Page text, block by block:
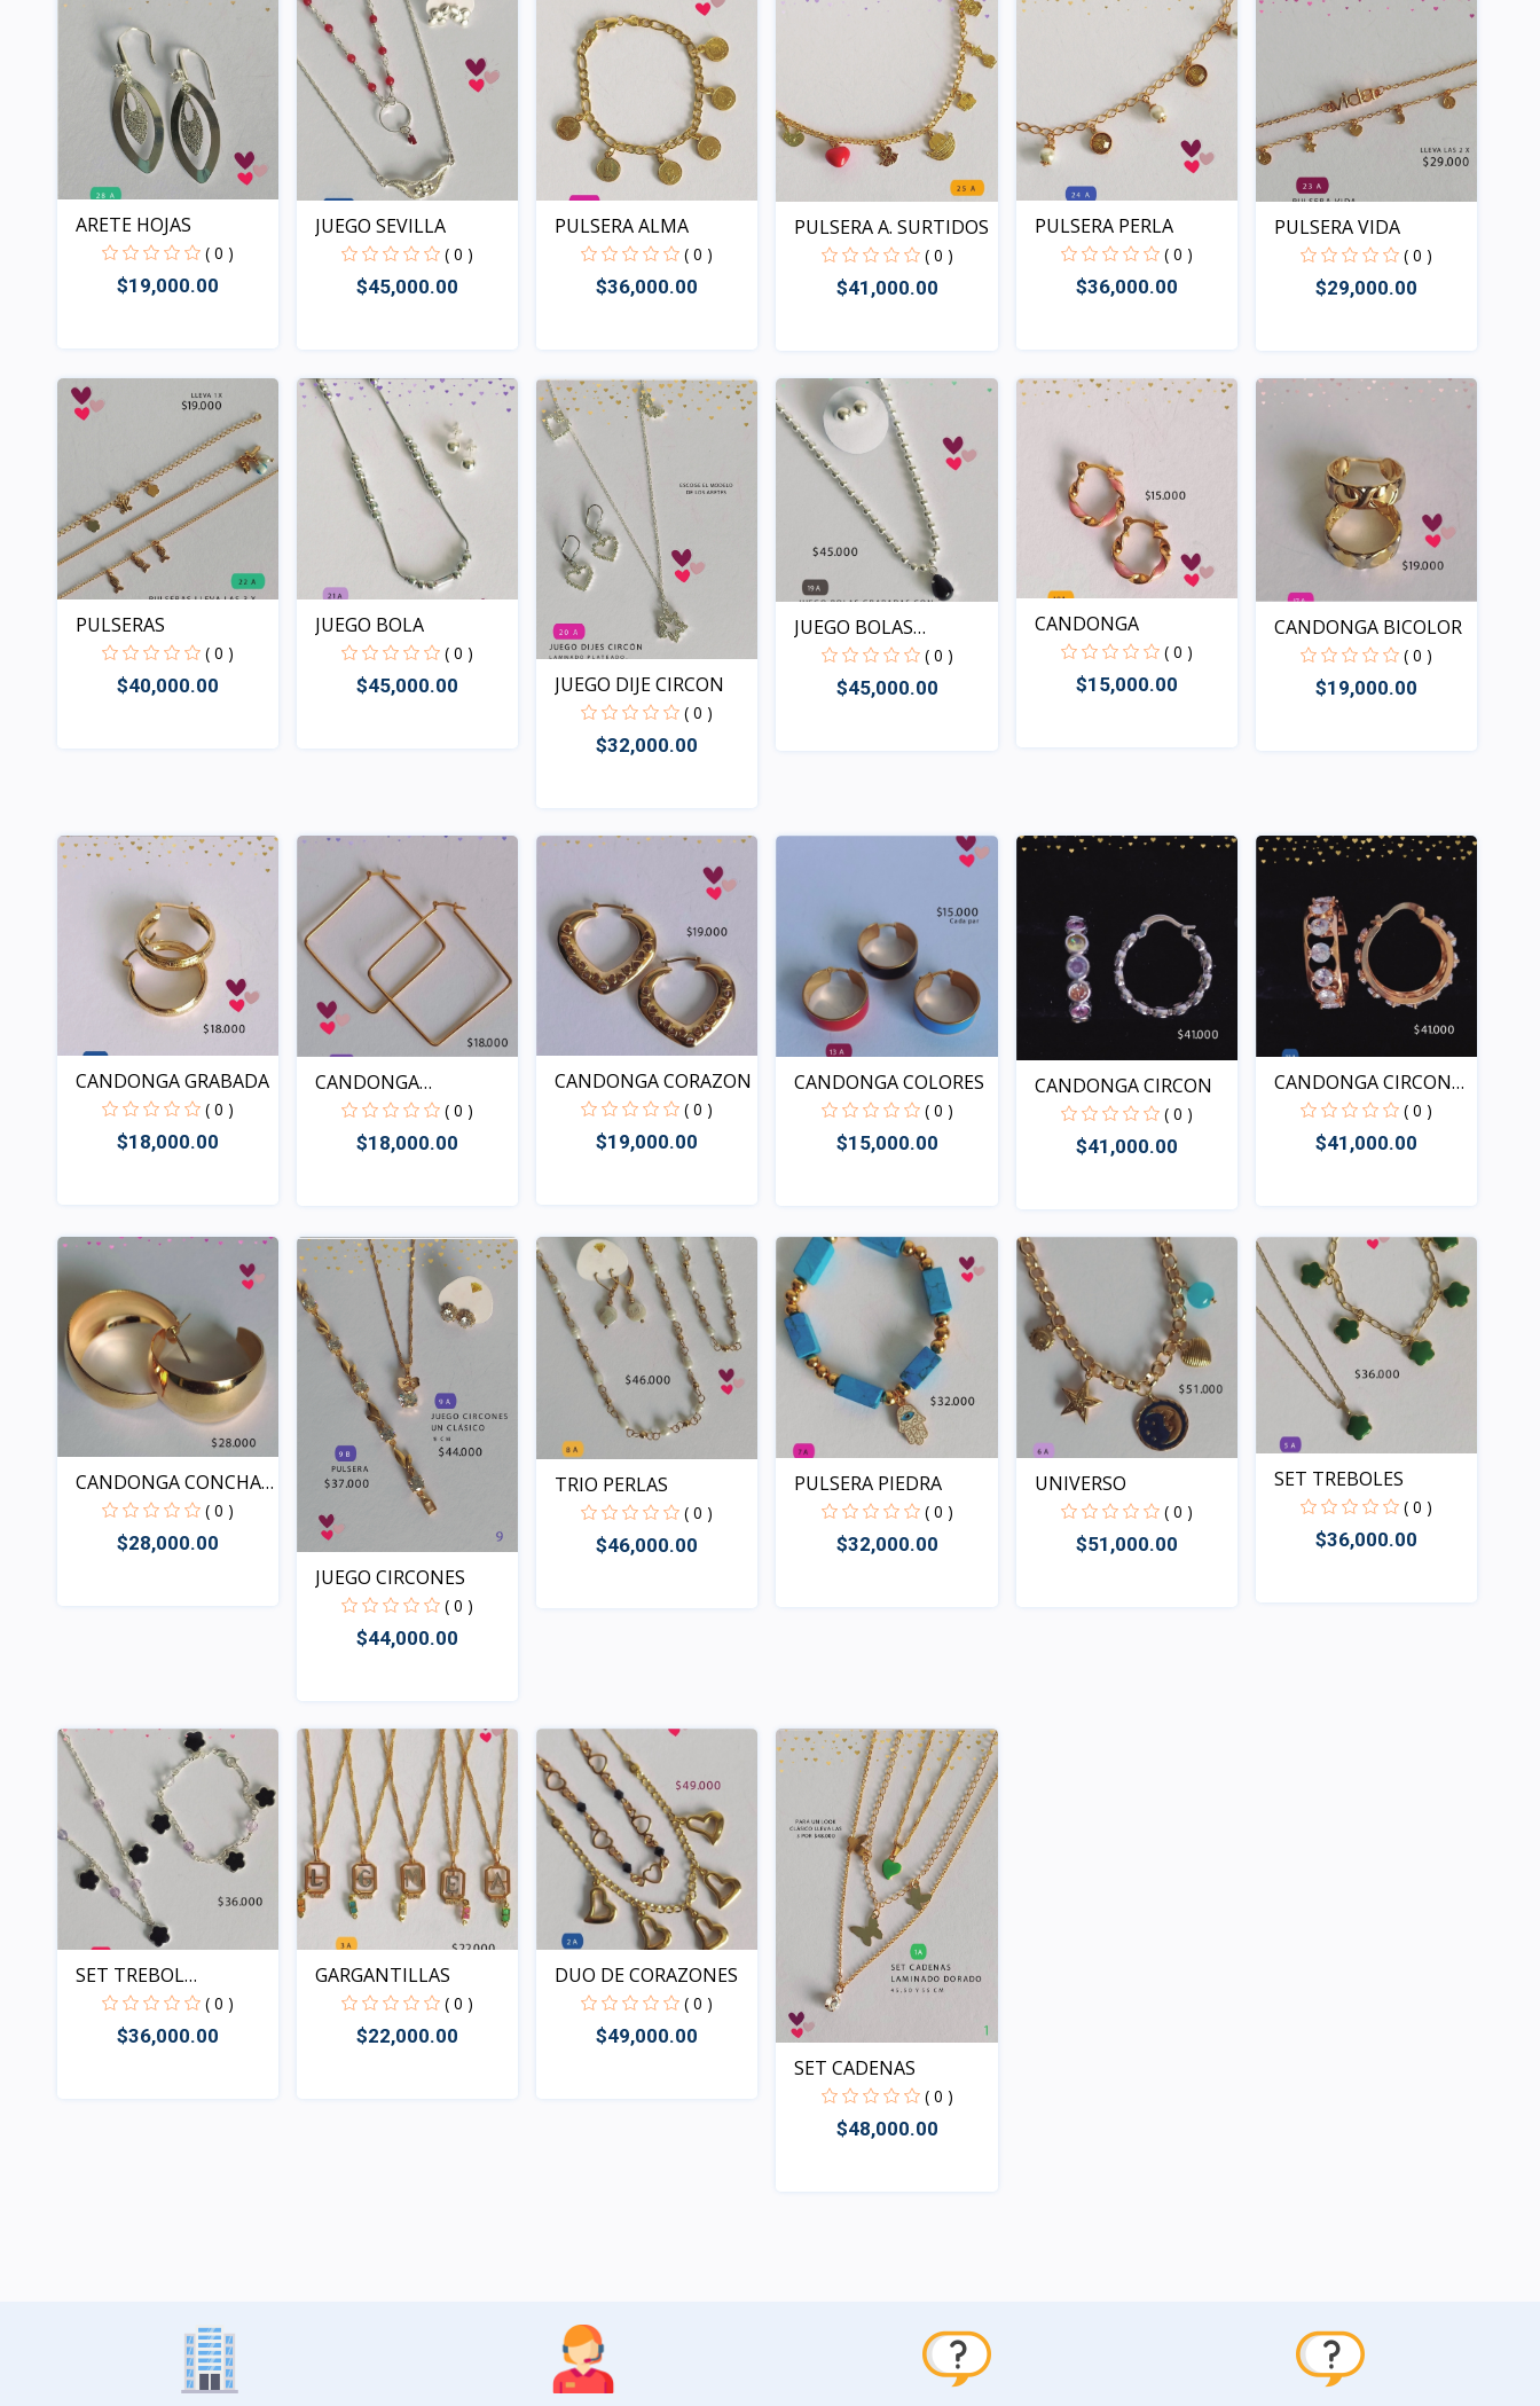
ARETE HOJAS
( 0 )
$19,000.00
JUEGO SEVILLA
( 0 )
$45,000.00
PULSERA ALMA
( 0 )
$36,000.00
PULSERA A. SURTIDOS
( 0 )
$41,000.00
PULSERA PERLA
( 0 )
$36,000.00
PULSERA VIDA
( 0 )
$29,000.00
PULSERAS
( 0 )
$40,000.00
JUEGO BOLA
( 0 )
$45,000.00 JUEGO DIJE CIRCON
( 0 )
$32,000.00
JUEGO BOLAS
GRABADAS
( 0 )
$45,000.00
CANDONGA
( 0 )
$15,000.00
CANDONGA BICOLOR
( 0 )
$19,000.00
CANDONGA GRABADA
( 0 )
$18,000.00
CANDONGA
HEXÁGONO
( 0 )
$18,000.00
CANDONGA CORAZON
( 0 )
$19,000.00
CANDONGA COLORES
( 0 )
$15,000.00
CANDONGA CIRCON
( 0 )
$41,000.00
Rápido Vista
CANDONGA CIRCON
BAGUETT...
( 0 )
$41,000.00
CANDONGA CONCHA
LISA
( 0 )
$28,000.00
JUEGO CIRCONES
( 0 )
$44,000.00
Rápido Vista
TRIO PERLAS
( 0 )
$46,000.00
PULSERA PIEDRA
( 0 )
$32,000.00
UNIVERSO
( 0 )
$51,000.00
SET TREBOLES
( 0 )
$36,000.00
SET TREBOL
PLATEADO
( 0 )
$36,000.00
GARGANTILLAS
( 0 )
$22,000.00
DUO DE CORAZONES
( 0 )
$49,000.00
SET CADENAS
( 0 )
$48,000.00